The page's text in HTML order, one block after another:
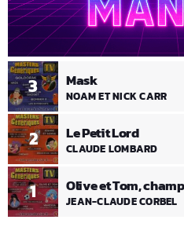
1 Olive et Tom,
JEAN-CLAUDE CORBEL
2 Le Petit Lord
CLAUDE LOMBARD
3 Mask
NOAM ET NICK CARR